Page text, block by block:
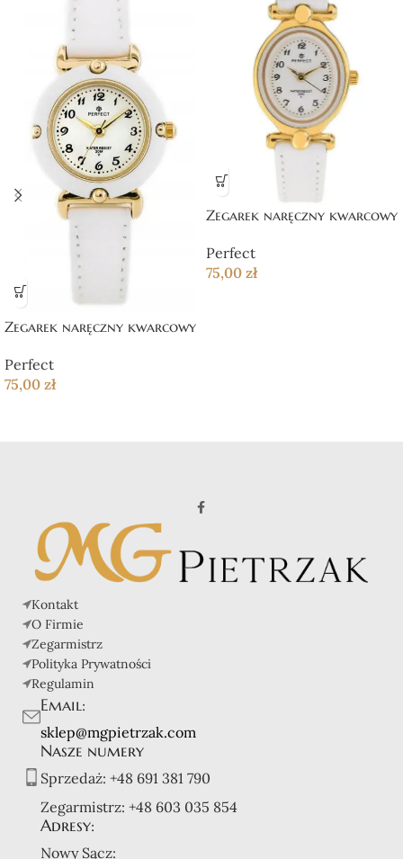
Zegarek naręczny kwarcowy
Perfect
75,00 zł
Zegarek naręczny kwarcowy
Perfect
75,00 zł
Kontakt
O Firmie
Zegarmistrz
Polityka Prywatności
Regulamin
Email:
sklep@mgpietrzak.com
Nasze numery
Sprzedaż: +48 691 381 790
Zegarmistrz: +48 603 035 854
Adresy:
Nowy Sącz: